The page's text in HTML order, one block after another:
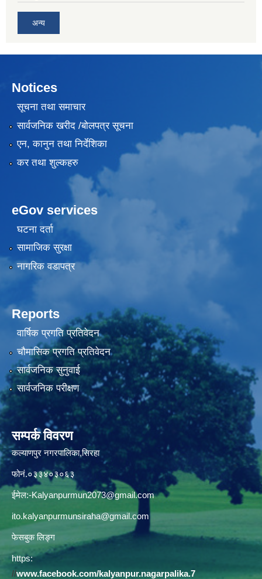
अन्य
Notices
सूचना तथा समाचार
सार्वजनिक खरीद /बोलपत्र सूचना
एन, कानुन तथा निर्देशिका
कर तथा शुल्कहरु
eGov services
घटना दर्ता
सामाजिक सुरक्षा
नागरिक वडापत्र
Reports
वार्षिक प्रगति प्रतिवेदन
चौमासिक प्रगति प्रतिवेदन
सार्वजनिक सुनुवाई
सार्वजनिक परीक्षण
सम्पर्क विवरण
कल्याणपुर नगरपालिका,सिरहा
फोनं.०३३४०३०६३
ईमेल:-Kalyanpurmun2073@gmail.com
ito.kalyanpurmunsiraha@gmail.com
फेसबुक लिङ्ग
https:
//www.facebook.com/kalyanpur.nagarpalika.7